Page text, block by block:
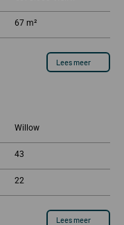
67 m²
Lees meer
Willow
43
22
Lees meer